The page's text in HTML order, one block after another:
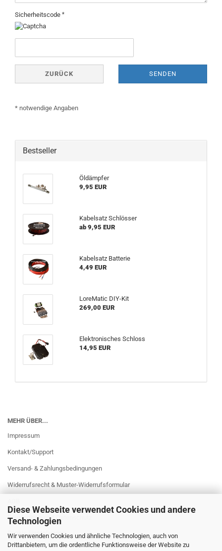
Diese Webseite verwendet Cookies und andere
Technologien
Wir verwenden Cookies und ähnliche Technologien, auch von
Drittanbietern, um die ordentliche Funktionsweise der Website zu
Sicherheitscode
ZURÜCK SENDEN
* notwendige Angaben
Bestseller
Öldämpfer
9,95 EUR
Kabelsatz Schlösser
ab 9,95 EUR
Kabelsatz Batterie
4,49 EUR
LoreMatic DIY-Kit
269,00 EUR
Elektronisches Schloss
14,95 EUR
MEHR ÜBER...
Impressum
Kontakt/Support
Versand- & Zahlungsbedingungen
Widerrufsrecht & Muster-Widerrufsformular
Privatsphäre und Datenschutz
Cookie Einstellungen